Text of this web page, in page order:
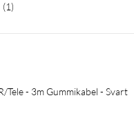
(1)
Tele - 3m Gummikabel - Svart